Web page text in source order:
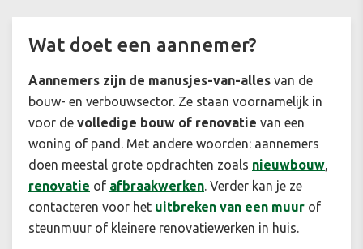
Wat doet een aannemer?
Aannemers zijn de manusjes-van-alles van de
bouw- en verbouwsector. Ze staan voornamelijk in
voor de volledige bouw of renovatie van een
woning of pand. Met andere woorden: aannemers
doen meestal grote opdrachten zoals nieuwbouw,
renovatie of afbraakwerken. Verder kan je ze
contacteren voor het uitbreken van een muur of
steunmuur of kleinere renovatiewerken in huis.